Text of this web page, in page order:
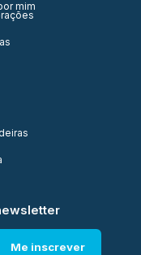
mim
Me inscrever